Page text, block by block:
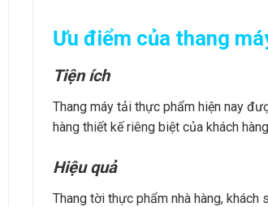
Ưu điểm của thang
Tiện ích
Thang máy tải thực phẩm hiện nay
hàng thiết kế riêng biệt của khách
Hiệu quả
Thang tời thực phẩm nhà hàng,